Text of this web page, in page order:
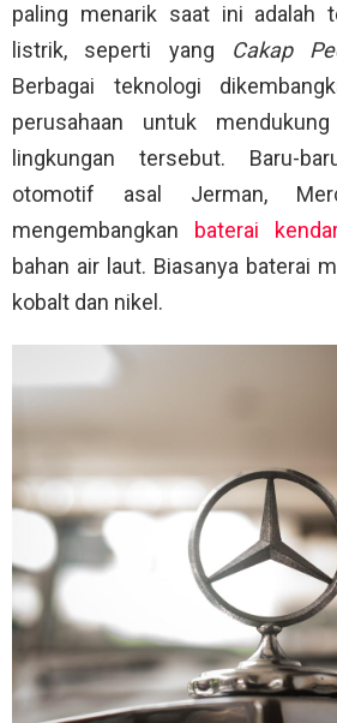
paling menarik saat ini adalah
listrik, seperti yang Cakap
Berbagai teknologi
perusahaan untuk
lingkungan tersebut. Baru-
otomotif asal Jerman,
mengembangkan
baterai
bahan air laut. Biasanya baterai
kobalt dan nikel.